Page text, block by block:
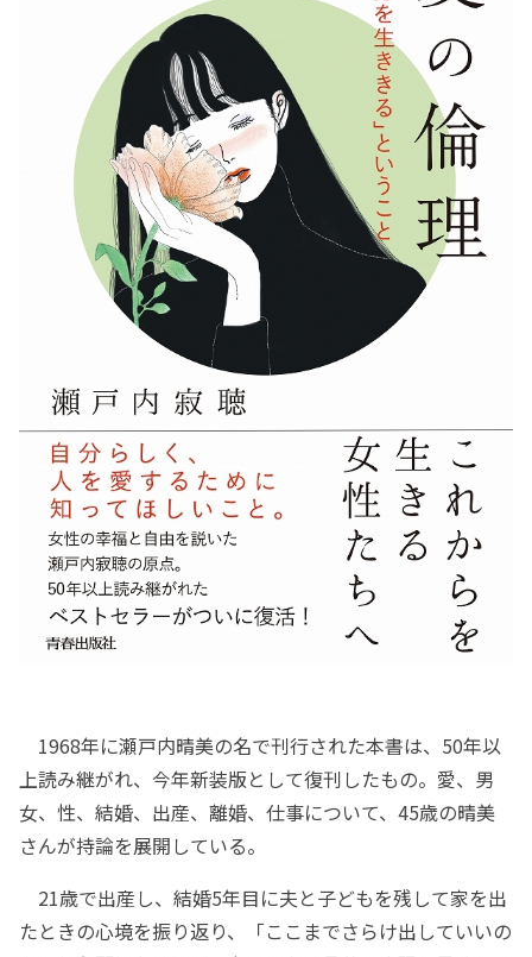
1968年に瀬戸内晴美の名で刊行された本書は、50年以
上読み継がれ、今年新装版として復刊したもの。愛、男
女、性、結婚、出産、離婚、仕事について、45歳の晴美
さんが持論を展開している。
21歳で出産し、結婚5年目に夫と子どもを残して家を出
たときの心境を振り返り、「ここまでさらけ出していいの